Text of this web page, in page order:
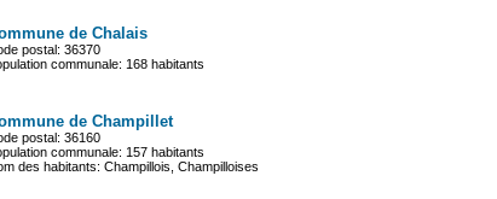
de Chalais
postal: 36370
communale: 168 habitants
de Champillet
postal: 36160
communale: 157 habitants
des habitants: Champillois, Champilloises